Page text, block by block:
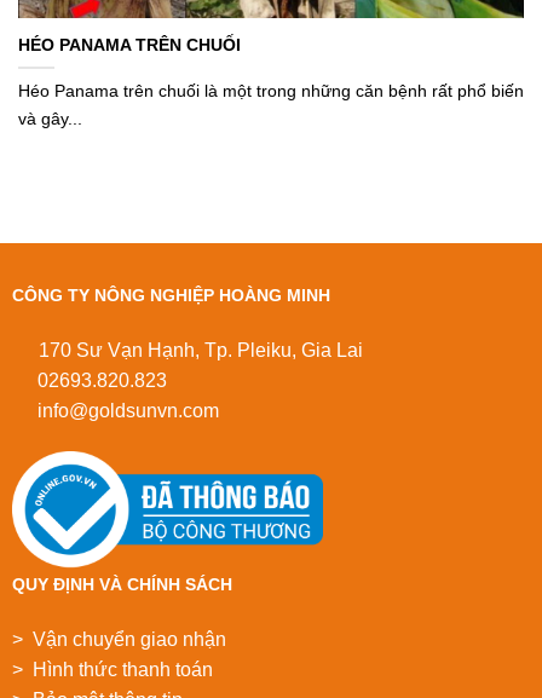
HÉO PANAMA TRÊN CHUỐI
Héo Panama trên chuối là một trong những căn bệnh rất phổ biến
và gây...
CÔNG TY NÔNG NGHIỆP HOÀNG MINH
170 Sư Vạn Hạnh, Tp. Pleiku, Gia Lai
02693.820.823
info@goldsunvn.com
QUY ĐỊNH VÀ CHÍNH SÁCH
> Vận chuyển giao nhận
> Hình thức thanh toán